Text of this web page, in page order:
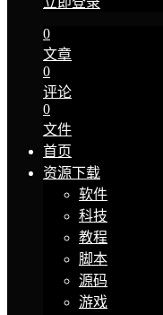
0
文章
0
评论
0
文件
首页
资源下载
软件
科技
教程
脚本
源码
游戏